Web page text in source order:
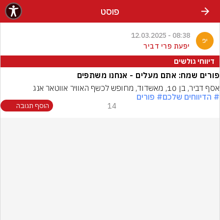
פוסט
08:38 - 12.03.2025
יפעת פרי דביר
דיווחי גולשים
פורים שמח: אתם מעלים - אנחנו משתפים
אסף דביר, בן 10, מאשדוד, מחופש לכשף האוויר אווטאר אנג
# הדיווחים שלכם# פורים
14 הוסף תגובה